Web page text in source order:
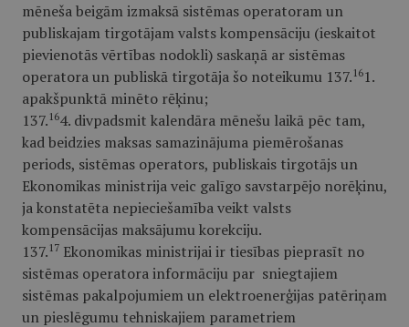
mēneša beigām izmaksā sistēmas operatoram un
publiskajam tirgotājam valsts kompensāciju (ieskaitot
pievienotās vērtības nodokli) saskaņā ar sistēmas
operatora un publiskā tirgotāja šo noteikumu 137. 161.
apakšpunktā minēto rēķinu;
137. 164. divpadsmit kalendāra mēnešu laikā pēc tam,
kad beidzies maksas samazinājuma piemērošanas
periods, sistēmas operators, publiskais tirgotājs un
Ekonomikas ministrija veic galīgo savstarpējo norēķinu,
ja konstatēta nepieciešamība veikt valsts
kompensācijas maksājumu korekciju.
137. 17 Ekonomikas ministrijai ir tiesības pieprasīt no
sistēmas operatora informāciju par sniegtajiem
sistēmas pakalpojumiem un elektroenerģijas patēriņam
un pieslēgumu tehniskajiem parametriem